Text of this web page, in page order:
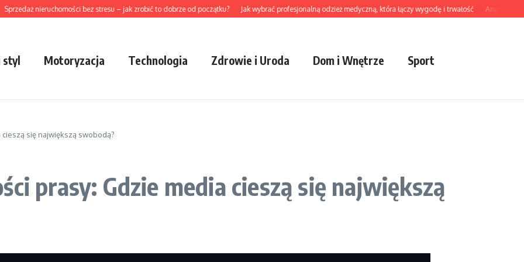
nieruchomości bez stresu – jak zrobić to dobrze od początku? Jak wybrać profesjonalną odzież medyczną, która łączy wygodę i trwałość Angielski dla
styl Motoryzacja Technologia Zdrowie i Uroda Dom i Wnętrze Sport
się największą swobodą?
prasy: Gdzie media cieszą się największą